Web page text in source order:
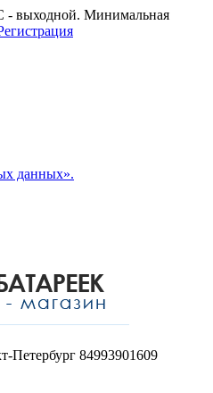
выходной. Минимальная
данных».
Петербург 84993901609